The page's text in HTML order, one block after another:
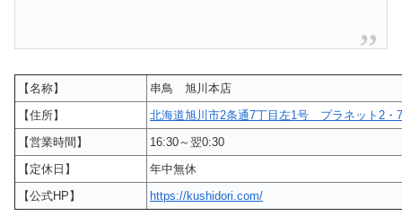
【名称】
串鳥 旭川本店
【住所】
北海道旭川市2条通7丁目左1号 プラネット2
【営業時間】
16:30～翌0:30
【定休日】
年中無休
【公式HP】
https://kushidori.com/